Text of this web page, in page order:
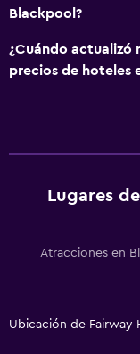
Blackpool?
¿Cuándo actualizó
precios de hoteles
Lugares
Atracciones en
Ubicación de Fairway